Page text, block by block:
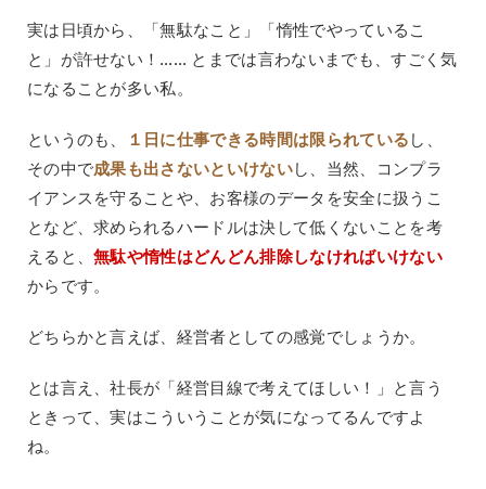
実は日頃から、「無駄なこと」「惰性でやっているこ
と」が許せない！…… とまでは言わないまでも、すごく気
になることが多い私。
というのも、 １日に仕事できる時間は限られている し、
その中で成果も出さないといけないし、当然、コンプラ
イアンスを守ることや、お客様のデータを安全に扱うこ
となど、求められるハードルは決して低くないことを考
えると、無駄や惰性はどんどん排除しなければいけない
からです。
どちらかと言えば、経営者としての感覚でしょうか。
とは言え、社長が「経営目線で考えてほしい！」と言う
ときって、実はこういうことが気になってるんですよ
ね。